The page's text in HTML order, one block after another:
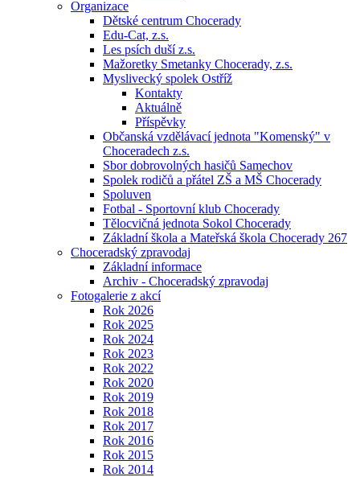
Organizace
Dětské centrum Chocerady
Edu-Cat, z.s.
Les psích duší z.s.
Mažoretky Smetanky Chocerady, z.s.
Myslivecký spolek Ostříž
Kontakty
Aktuálně
Příspěvky
Občanská vzdělávací jednota "Komenský" v
Choceradech z.s.
Sbor dobrovolných hasičů Samechov
Spolek rodičů a přátel ZŠ a MŠ Chocerady
Spoluven
Fotbal - Sportovní klub Chocerady
Tělocvičná jednota Sokol Chocerady
Základní škola a Mateřská škola Chocerady 267
Choceradský zpravodaj
Základní informace
Archiv - Choceradský zpravodaj
Fotogalerie z akcí
Rok 2026
Rok 2025
Rok 2024
Rok 2023
Rok 2022
Rok 2020
Rok 2019
Rok 2018
Rok 2017
Rok 2016
Rok 2015
Rok 2014